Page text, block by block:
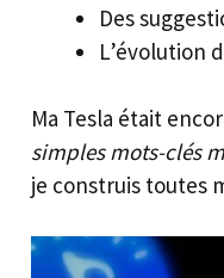
Des
L’évolution
Ma Tesla était
simples mots-clés
je construis toutes